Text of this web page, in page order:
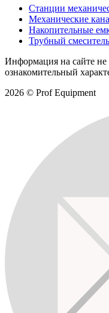
Станции
Механические
Накопительные
Трубный смеситель
Информация на сайте не
ознакомительный
2026 © Prof Equipment